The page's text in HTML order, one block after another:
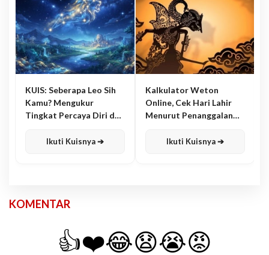
KUIS: Seberapa Leo Sih
Kamu? Mengukur
Tingkat Percaya Diri dan
Ikuti Kuisnya ➔
Kalkulator Weton
Online, Cek Hari Lahir
Menurut Penanggalan
Ikuti Kuisnya ➔
KOMENTAR
👍❤️😂😧😭😡